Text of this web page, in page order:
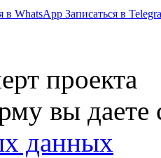
в WhatsApp Записаться в
проекта
вы даете
данных